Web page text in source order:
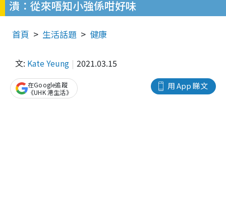
潰：從來唔知小強係咁好味
首頁 生活話題 健康
文: Kate Yeung 2021.03.15
用 App 睇文
在Google追蹤
《UHK 港生活》